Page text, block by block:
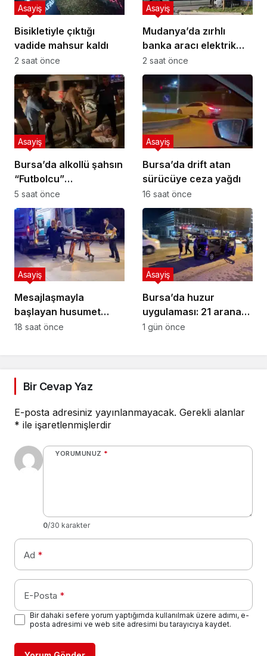
Bisikletiyle çıktığı
vadide mahsur kaldı
Asayiş
2 saat önce
Mudanya’da zırhlı
banka aracı elektrik
direğine çarptı
Asayiş
2 saat önce
Bursa’da alkollü şahsın
“Futbolcu”
performansı: Kimse
dokunmadı, kendini
yere bıraktı
Asayiş
5 saat önce
Bursa’da drift atan
sürücüye ceza yağdı
Asayiş
16 saat önce
Mesajlaşmayla
başlayan husumet
kanlı bitti
Asayiş
18 saat önce
Bursa’da huzur
uygulaması: 21 aranan
şahıs yakalandı, 388
Asayiş
1 gün önce
Bir Cevap Yaz
E-posta adresiniz yayınlanmayacak. Gerekli alanlar
* ile işaretlenmişlerdir
YORUMUNUZ *
0/30 karakter
Ad *
E-Posta *
Bir dahaki sefere yorum yaptığımda kullanılmak üzere adımı, e-
posta adresimi ve web site adresimi bu tarayıcıya kaydet.